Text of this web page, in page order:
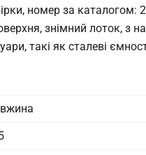
номер за
знімний лоток, з
такі як сталеві